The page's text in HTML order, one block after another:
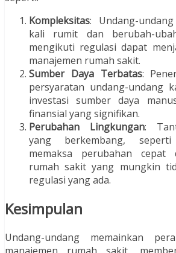
Kompleksitas: Undang-
kali rumit dan berubah-
mengikuti regulasi dapat
manajemen rumah sakit.
Sumber Daya Terbatas:
persyaratan undang-undang
investasi sumber daya
finansial yang signifikan.
Perubahan Lingkungan:
yang berkembang,
memaksa perubahan cepat
rumah sakit yang mungkin
regulasi yang ada.
Kesimpulan
Undang-undang memainkan